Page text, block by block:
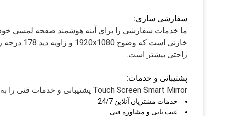
سفارشی سازی:
ما خدمات سفارشی را برای آینه هوشمند صفحه لمسی
راحتی بیشتر است.
پشتیبانی و خدمات:
Touch Screen Smart Mirror پشتیبانی و خدمات فنی را به مشتریان خود ارائه می دهد، از جمله اما نه محدود به:
خدمات مشتریان آنلاین 24/7
عیب یابی و مشاوره فنی